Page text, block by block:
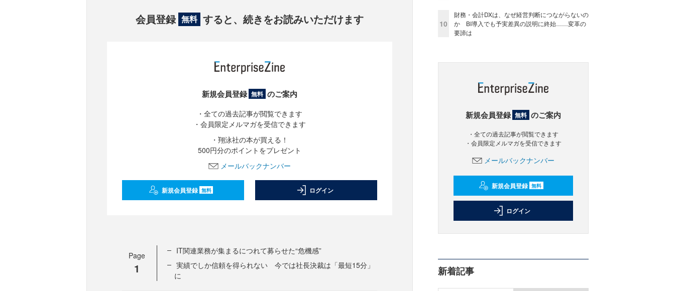
会員登録 無料 すると、続きをお読みいただけます
新規会員登録 無料 のご案内
・全ての過去記事が閲覧できます
・会員限定メルマガを受信できます
・翔泳社の本が買える！
500円分のポイントをプレゼント
メールバックナンバー
新規会員登録 無料 ログイン
Page
1
IT関連業務が集まるにつれて募らせた“危機感”
実績でしか信頼を得られない 今では社長決裁は「最短15分」
に
10
財務・会計DXは、なぜ経営判断につながらないの
か BI導入でも予実差異の説明に終始……変革の
要諦は
新規会員登録 無料 のご案内
・全ての過去記事が閲覧できます
・会員限定メルマガを受信できます
メールバックナンバー
新規会員登録 無料
ログイン
新着記事